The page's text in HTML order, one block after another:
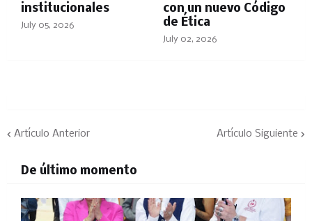
institucionales
July 05, 2026
con un nuevo Código
de Ética
July 02, 2026
Artículo Anterior Artículo Siguiente
De último momento